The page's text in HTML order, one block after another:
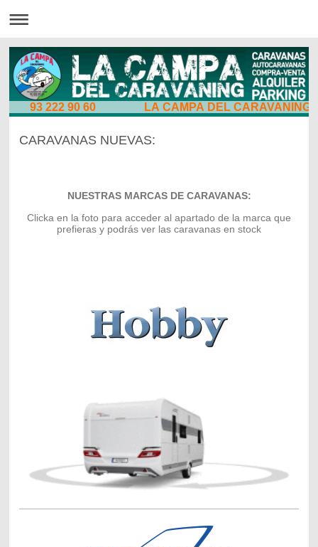
93 222 90 60 LA CAMPA DEL CARAVANING
CARAVANAS NUEVAS:
NUESTRAS MARCAS DE CARAVANAS:
Clicka en la foto para acceder al apartado de la marca que
prefieras y podrás ver las caravanas en stock